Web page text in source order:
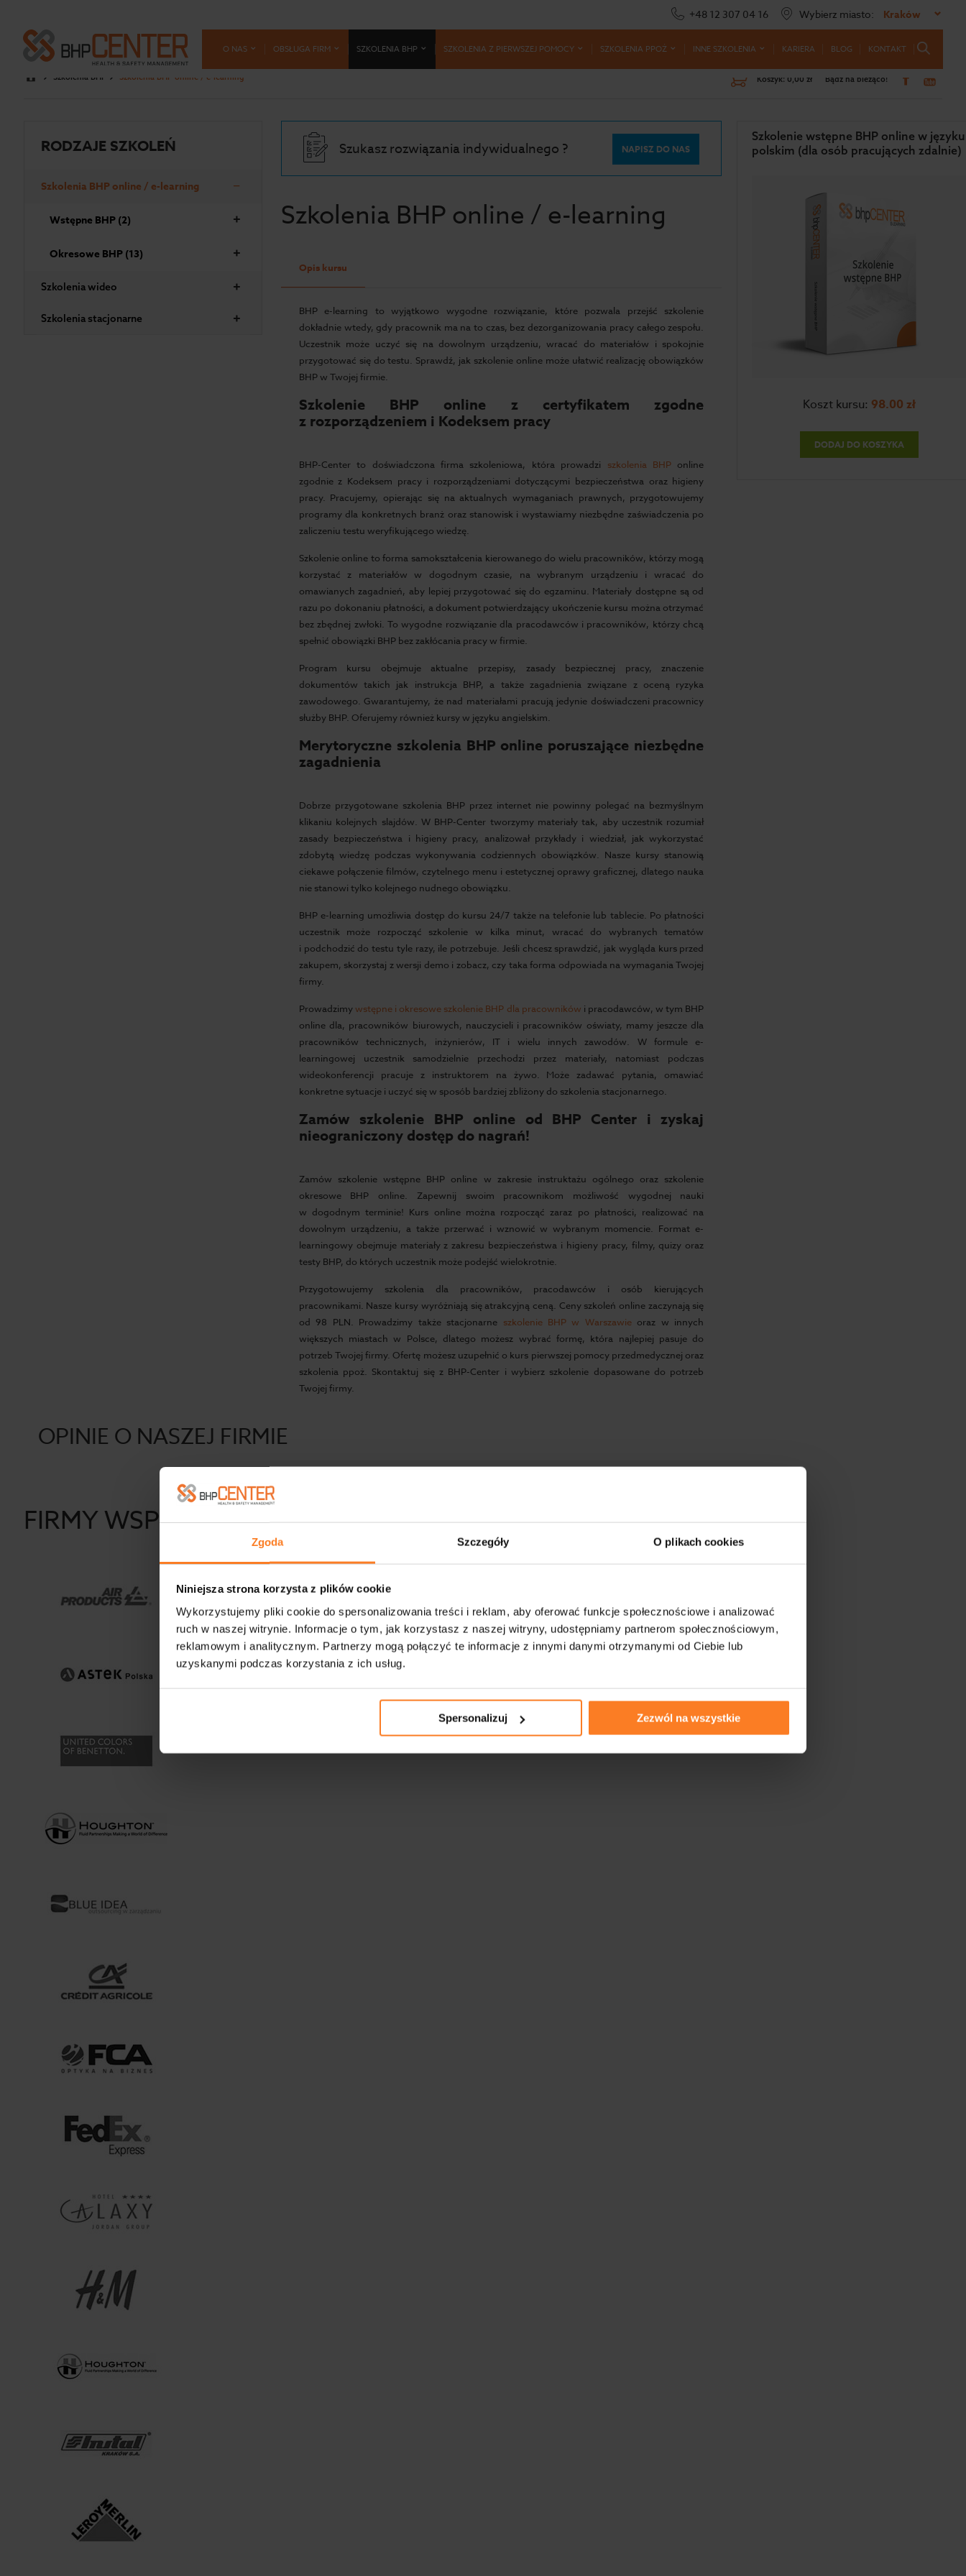
Zgoda Szczegóły O plikach cookies
Niniejsza strona korzysta z plików cookie
Wykorzystujemy pliki cookie do spersonalizowania treści i reklam, aby oferować funkcje społecznościowe i analizować
ruch w naszej witrynie. Informacje o tym, jak korzystasz z naszej witryny, udostępniamy partnerom społecznościowym,
reklamowym i analitycznym. Partnerzy mogą połączyć te informacje z innymi danymi otrzymanymi od Ciebie lub
uzyskanymi podczas korzystania z ich usług.
Spersonalizuj Zezwól na wszystkie
+48 12 307 04 16 Wybierz miasto: Kraków
O NAS OBSŁUGA FIRM SZKOLENIA BHP SZKOLENIA Z PIERWSZEJ POMOCY SZKOLENIA PPOŻ INNE SZKOLENIA KARIERA BLOG KONTAKT
Szkolenia BHP Szkolenia BHP online / e-learning Koszyk: 0,00 zł Bądź na bieżąco!
RODZAJE SZKOLEŃ
−
Szkolenia BHP online / e-learning
+
Wstępne BHP(2)
+
Okresowe BHP(13)
+
Szkolenia wideo
+
Szkolenia stacjonarne
Szukasz rozwiązania indywidualnego ? NAPISZ DO NAS
Szkolenia BHP online / e-learning
Opis kursu
BHP e-learning to wyjątkowo wygodne rozwiązanie, które pozwala przejść szkolenie
dokładnie wtedy, gdy pracownik ma na to czas, bez dezorganizowania pracy całego zespołu.
Uczestnik może uczyć się na dowolnym urządzeniu, wracać do materiałów i spokojnie
przygotować się do testu. Sprawdź, jak szkolenie online może ułatwić realizację obowiązków
BHP w Twojej firmie.
Szkolenie BHP online z certyfikatem zgodne
z rozporządzeniem i Kodeksem pracy
BHP-Center to doświadczona firma szkoleniowa, która prowadzi szkolenia BHPonline
zgodnie z Kodeksem pracy i rozporządzeniami dotyczącymi bezpieczeństwa oraz higieny
pracy. Pracujemy, opierając się na aktualnych wymaganiach prawnych, przygotowujemy
programy dla konkretnych branż oraz stanowisk i wystawiamy niezbędne zaświadczenia po
zaliczeniu testu weryfikującego wiedzę.
Szkolenie online to forma samokształcenia kierowanego do wielu pracowników, którzy mogą
korzystać z materiałów w dogodnym czasie, na wybranym urządzeniu i wracać do
omawianych zagadnień, aby lepiej przygotować się do egzaminu. Materiały dostępne są od
razu po dokonaniu płatności, a dokument potwierdzający ukończenie kursu można otrzymać
bez zbędnej zwłoki. To wygodne rozwiązanie dla pracodawców i pracowników, którzy chcą
spełnić obowiązki BHP bez zakłócania pracy w firmie.
Program kursu obejmuje aktualne przepisy, zasady bezpiecznej pracy, znaczenie
dokumentów takich jak instrukcja BHP, a także zagadnienia związane z oceną ryzyka
zawodowego. Gwarantujemy, że nad materiałami pracują jedynie doświadczeni pracownicy
służby BHP. Oferujemy również kursy w języku angielskim.
Merytoryczne szkolenia BHP online poruszające niezbędne
zagadnienia
Dobrze przygotowane szkolenia BHP przez internet nie powinny polegać na bezmyślnym
klikaniu kolejnych slajdów. W BHP-Center tworzymy materiały tak, aby uczestnik rozumiał
zasady bezpieczeństwa i higieny pracy, analizował przykłady i wiedział, jak wykorzystać
zdobytą wiedzę podczas wykonywania codziennych obowiązków. Nasze kursy stanowią
ciekawe połączenie filmów, czytelnego menu i estetycznej oprawy graficznej, dlatego nauka
nie stanowi tylko kolejnego nudnego obowiązku.
BHP e-learning umożliwia dostęp do kursu 24/7 także na telefonie lub tablecie. Po płatności
uczestnik może rozpocząć szkolenie w kilka minut, wracać do wybranych tematów
i podchodzić do testu tyle razy, ile potrzebuje. Jeśli chcesz sprawdzić, jak wygląda kurs przed
zakupem, skorzystaj z wersji demo i zobacz, czy taka forma odpowiada na wymagania Twojej
firmy.
Prowadzimywstępne i okresowe szkolenie BHP dla pracowników i pracodawców, w tym BHP
online dla, pracowników biurowych, nauczycieli i pracowników oświaty, mamy jeszcze dla
pracowników technicznych, inżynierów, IT i wielu innych zawodów. W formule e-
learningowej uczestnik samodzielnie przechodzi przez materiały, natomiast podczas
wideokonferencji pracuje z instruktorem na żywo. Może zadawać pytania, omawiać
konkretne sytuacje i uczyć się w sposób bardziej zbliżony do szkolenia stacjonarnego.
Zamów szkolenie BHP online od BHP Center i zyskaj
nieograniczony dostęp do nagrań!
Zamów szkolenie wstępne BHP online w zakresie instruktażu ogólnego oraz szkolenie
okresowe BHP online. Zapewnij swoim pracownikom możliwość wygodnej nauki
w dogodnym terminie! Kurs online można rozpocząć zaraz po płatności, realizować na
dowolnym urządzeniu, a także przerwać i wznowić w wybranym momencie. Format e-
learningowy obejmuje materiały z zakresu bezpieczeństwa i higieny pracy, filmy, quizy oraz
testy BHP, do których uczestnik może podejść wielokrotnie.
Przygotowujemy szkolenia dla pracowników, pracodawców i osób kierujących
pracownikami. Nasze kursy wyróżniają się atrakcyjną ceną. Ceny szkoleń online zaczynają się
od 98 PLN. Prowadzimy także stacjonarne szkolenie BHP w Warszawieoraz w innych
większych miastach w Polsce, dlatego możesz wybrać formę, która najlepiej pasuje do
potrzeb Twojej firmy. Ofertę możesz uzupełnić o kurs pierwszej pomocy przedmedycznej oraz
szkolenia ppoż. Skontaktuj się z BHP-Center i wybierz szkolenie dopasowane do potrzeb
Twojej firmy.
Szkolenie wstępne BHP online w języku
polskim (dla osób pracujących zdalnie)
Koszt kursu: 98.00zł
DODAJ DO KOSZYKA
OPINIE O NASZEJ FIRMIE
FIRMY WSPÓŁPRACUJĄCE